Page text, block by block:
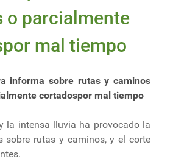
o parcialmente
mal tiempo
informa sobre rutas y caminos
cortadospor mal tiempo
la intensa lluvia ha provocado la
sobre rutas y caminos, y el corte